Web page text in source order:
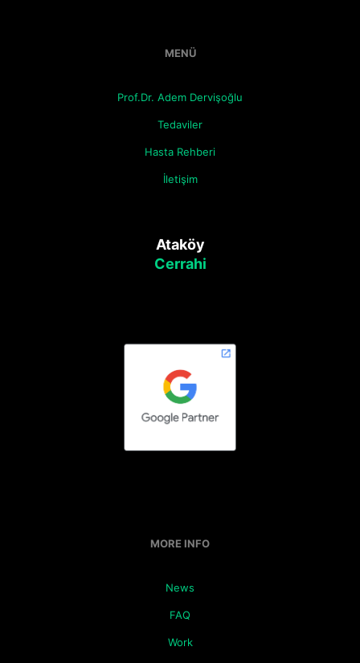
MENÜ
Prof.Dr. Adem Dervişoğlu
Tedaviler
Hasta Rehberi
İletişim
Ataköy
Cerrahi
MORE INFO
News
FAQ
Work